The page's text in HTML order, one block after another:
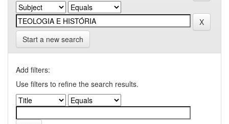
Start a new search
Add filters:
Use filters to refine the search results.